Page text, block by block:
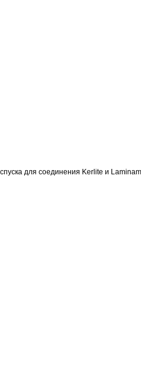
для соединения Kerlite и